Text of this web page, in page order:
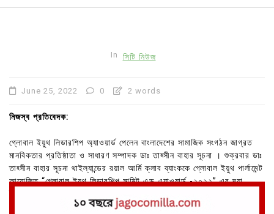
In সিটি নিউজ
June 25, 2022 0 2 words
নিজস্ব প্রতিবেদক:
গ্লোবাল ইয়ুথ লিডারশিপ অ্যাওয়ার্ড পেলেন বাংলাদেশের সামাজিক সংগঠন জাগ্রত
মানবিকতার প্রতিষ্ঠাতা ও সাধারণ সম্পাদক ডাঃ তাহ্সীন বাহার সূচনা । শুক্রবার ডাঃ
তাহ্সীন বাহার সূচনা থাইল্যান্ডের রয়াল আর্মি ক্লাব ব্যাংককে গ্লোবাল ইয়ুথ পার্লামেন্ট
আয়োজিত “গ্লোবাল ইয়ুথ লিডারশিপ সামিট এন্ড এ্যাওয়ার্ড -২০২২” এর দ্যা